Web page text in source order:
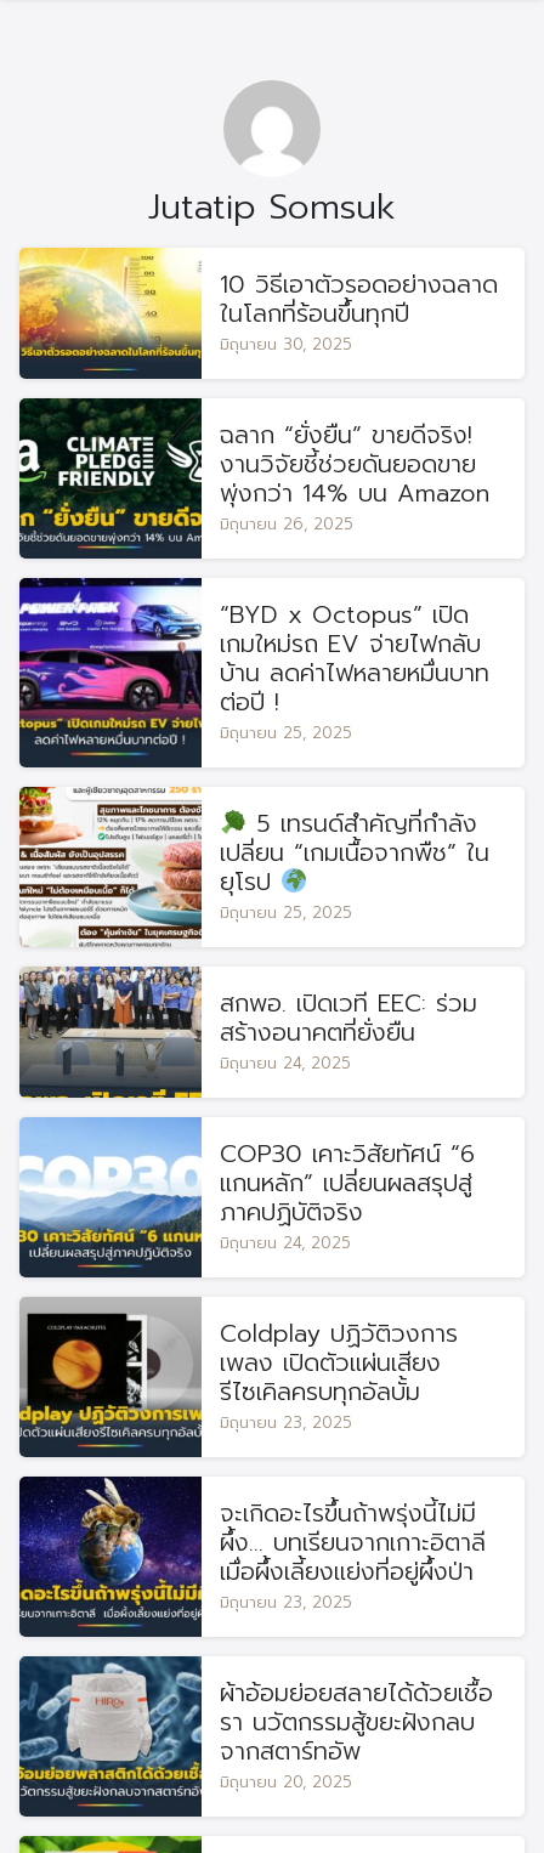
Search
for: Search
Jutatip Somsuk
10 วิธีเอาตัวรอดอย่างฉลาด
ในโลกที่ร้อนขึ้นทุกปี
มิถุนายน 30, 2025
ฉลาก “ยั่งยืน” ขายดีจริง!
งานวิจัยชี้ช่วยดันยอดขาย
พุ่งกว่า 14% บน Amazon
มิถุนายน 26, 2025
“BYD x Octopus” เปิด
เกมใหม่รถ EV จ่ายไฟกลับ
บ้าน ลดค่าไฟหลายหมื่นบาท
ต่อปี !
มิถุนายน 25, 2025
5 เทรนด์สำคัญที่กำลัง
เปลี่ยน “เกมเนื้อจากพืช” ใน
ยุโรป
มิถุนายน 25, 2025
สกพอ. เปิดเวที EEC: ร่วม
สร้างอนาคตที่ยั่งยืน
มิถุนายน 24, 2025
COP30 เคาะวิสัยทัศน์ “6
แกนหลัก” เปลี่ยนผลสรุปสู่
ภาคปฏิบัติจริง
มิถุนายน 24, 2025
Coldplay ปฏิวัติวงการ
เพลง เปิดตัวแผ่นเสียง
รีไซเคิลครบทุกอัลบั้ม
มิถุนายน 23, 2025
จะเกิดอะไรขึ้นถ้าพรุ่งนี้ไม่มี
ผึ้ง… บทเรียนจากเกาะอิตาลี
เมื่อผึ้งเลี้ยงแย่งที่อยู่ผึ้งป่า
มิถุนายน 23, 2025
ผ้าอ้อมย่อยสลายได้ด้วยเชื้อ
รา นวัตกรรมสู้ขยะฝังกลบ
จากสตาร์ทอัพ
มิถุนายน 20, 2025